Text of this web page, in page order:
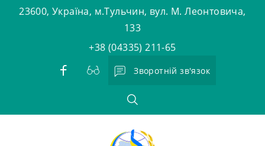
23600, Україна, м.Тульчин, вул. М. Леонтовича,
133
+38 (04335) 211-65
Зворотній зв'язок